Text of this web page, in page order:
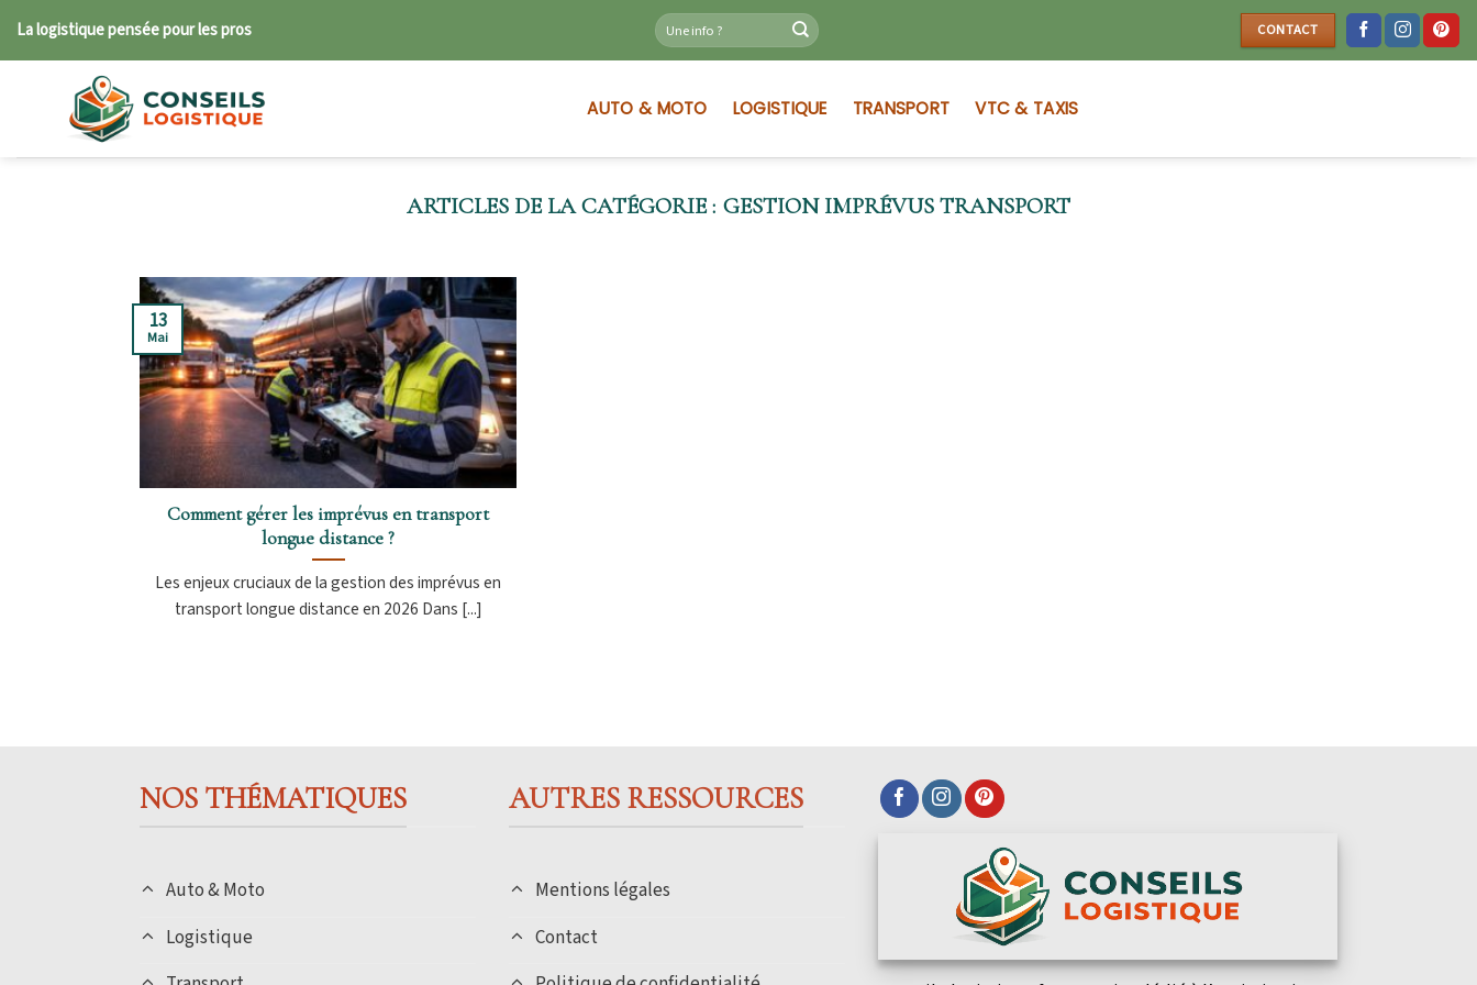
La logistique pensée pour les pros CONTACT
AUTO & MOTO LOGISTIQUE TRANSPORT VTC & TAXIS
GESTION IMPRÉVUS TRANSPORT
Comment gérer les imprévus en transport
longue distance ?
Les enjeux cruciaux de la gestion des imprévus en
transport longue distance en 2026 Dans [...]
13
Mai
NOS THÉMATIQUES
Auto & Moto
Logistique
AUTRES RESSOURCES
Mentions légales
Contact